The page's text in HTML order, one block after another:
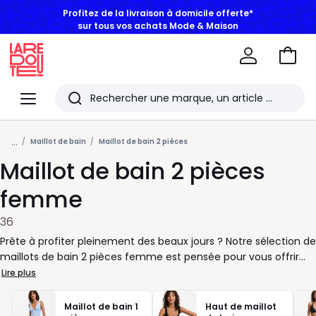
sur tous vos achats Mode & Maison
Menu
Redoute
Rechercher
Les
derniers
articles
consultés
Aller
... Maillot de bain Maillot de bain 2 pièces
Maillot de bain 2 pièces
femme
36
Prête à profiter pleinement des beaux jours ? Notre sélection de
maillots de bain 2 pièces femme est pensée pour vous offrir
confort et liberté en toutes circonstances. Que vous aimiez
lézarder au soleil ou nager sans contrainte, chaque maillot
s’adapte à votre style de vie et à votre rythme. Nous vous
Lire plus
Maillot de bain 1
Haut de maillot